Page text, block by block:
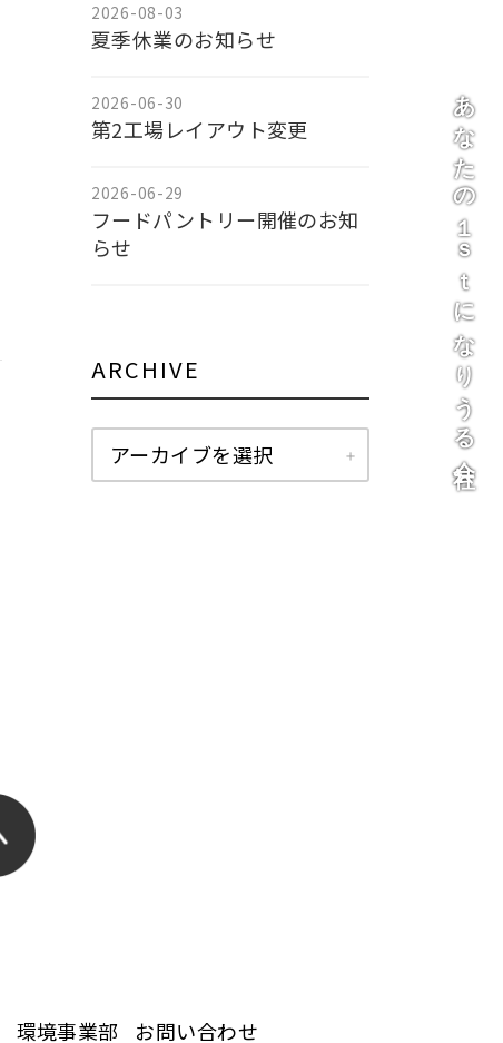
あなたの１ｓｔになりうる会社
2026-08-03
夏季休業のお知らせ
2026-06-30
第2工場レイアウト変更
2026-06-29
フードパントリー開催のお知
らせ
ARCHIVE
アーカイブを選択
環境事業部 お問い合わせ